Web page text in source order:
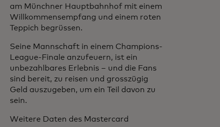
am Münchner Hauptbahnhof mit einem
Willkommensempfang und einem roten
Teppich begrüssen.
Seine Mannschaft in einem Champions-
League-Finale anzufeuern, ist ein
unbezahlbares Erlebnis – und die Fans
sind bereit, zu reisen und grosszügig
Geld auszugeben, um ein Teil davon zu
sein.
Weitere Daten des Mastercard